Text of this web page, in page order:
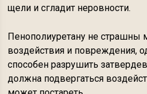
щели и сгладит неровности.
Пенополиуретану не страшны
воздействия и повреждения,
способен разрушить
должна подвергаться